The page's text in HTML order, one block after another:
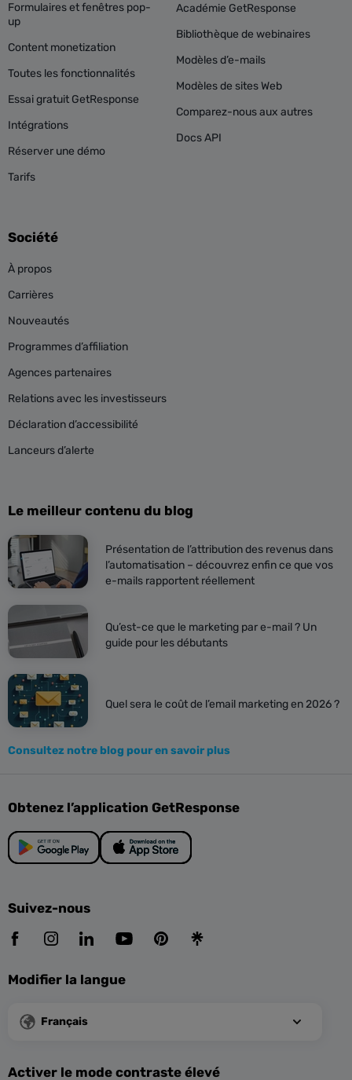
Formulaires et fenêtres pop-
up
Content monetization
Toutes les fonctionnalités
Essai gratuit GetResponse
Intégrations
Réserver une démo
Tarifs
Académie GetResponse
Bibliothèque de webinaires
Modèles d’e-mails
Modèles de sites Web
Comparez-nous aux autres
Docs API
Société
À propos
Carrières
Nouveautés
Programmes d’affiliation
Agences partenaires
Relations avec les investisseurs
Déclaration d’accessibilité
Lanceurs d’alerte
Le meilleur contenu du blog
Présentation de l’attribution des revenus dans
l’automatisation – découvrez enfin ce que vos
e-mails rapportent réellement
Qu’est-ce que le marketing par e-mail ? Un
guide pour les débutants
Quel sera le coût de l’email marketing en 2026 ?
Consultez notre blog pour en savoir plus
Obtenez l’application GetResponse
Suivez-nous
Modifier la langue
Français
Activer le mode contraste élevé